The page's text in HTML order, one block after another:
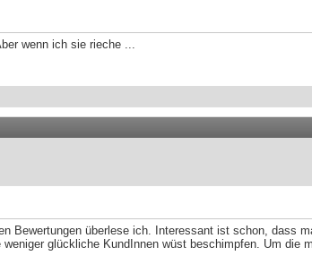
wenn ich sie rieche ...
Bewertungen überlese ich. Interessant ist schon, dass
weniger glückliche KundInnen wüst beschimpfen. Um die